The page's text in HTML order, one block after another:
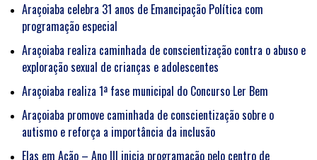
Araçoiaba celebra 31 anos de Emancipação Política com
programação especial
Araçoiaba realiza caminhada de conscientização contra o abuso e
exploração sexual de crianças e adolescentes
Araçoiaba realiza 1ª fase municipal do Concurso Ler Bem
Araçoiaba promove caminhada de conscientização sobre o
autismo e reforça a importância da inclusão
Elas em Ação – Ano III inicia programação pelo centro de